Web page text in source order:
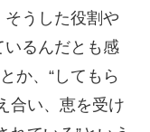
うした役割や
るんだとも感
か、“してもら
合い、恵を受け